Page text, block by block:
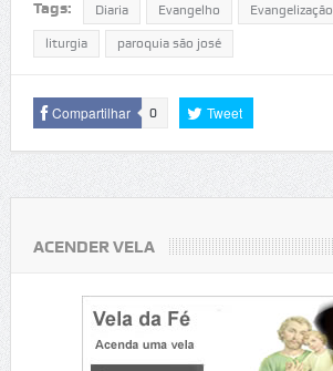
Tags: Diaria Evangelho Evangelização
liturgia paroquia são josé
Compartilhar 0 Tweet
ACENDER VELA